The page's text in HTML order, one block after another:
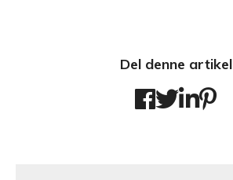
Del denne artikel